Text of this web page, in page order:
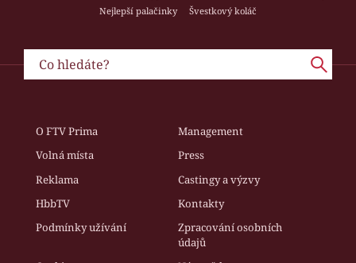
Nejlepší palačinky
Švestkový koláč
O FTV Prima
Management
Volná místa
Press
Reklama
Castingy a výzvy
HbbTV
Kontakty
Podmínky užívání
Zpracování osobních
údajů